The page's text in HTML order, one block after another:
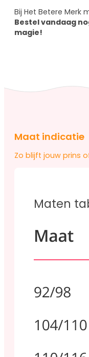
Bij Het Betere Merk
Bestel vandaag
magie!
Maat indicatie
Zo blijft jouw prins
Maten